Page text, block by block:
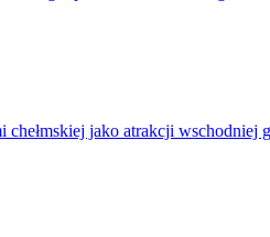
chełmskiej jako atrakcji